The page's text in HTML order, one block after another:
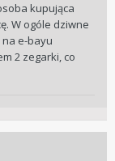
kupująca
W ogóle dziwne
e-bayu
2 zegarki, co